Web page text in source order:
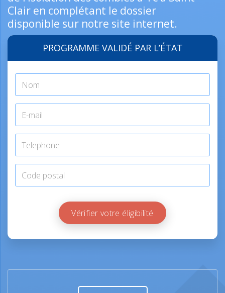
Clair en complétant le dossier
disponible sur notre site internet.
PROGRAMME VALIDÉ PAR L’ÉTAT
Vérifier votre éligibilité